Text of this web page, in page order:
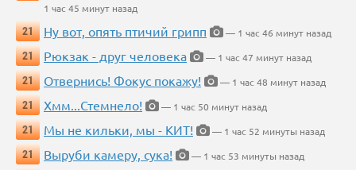
1 час 45 минут назад
21
Ну вот, опять птичий грипп
— 1 час 46 минут назад
21
Рюкзак - друг человека
— 1 час 47 минут назад
21
Отвернись! Фокус покажу!
— 1 час 48 минут назад
21
Хмм...Стемнело!
— 1 час 50 минут назад
21
Мы не кильки, мы - КИТ!
— 1 час 52 минуты назад
21
Выруби камеру, сука!
— 1 час 53 минуты назад